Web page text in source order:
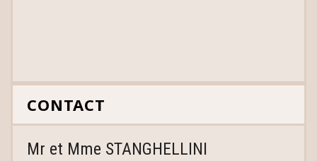
CONTACT
Mr et Mme STANGHELLINI